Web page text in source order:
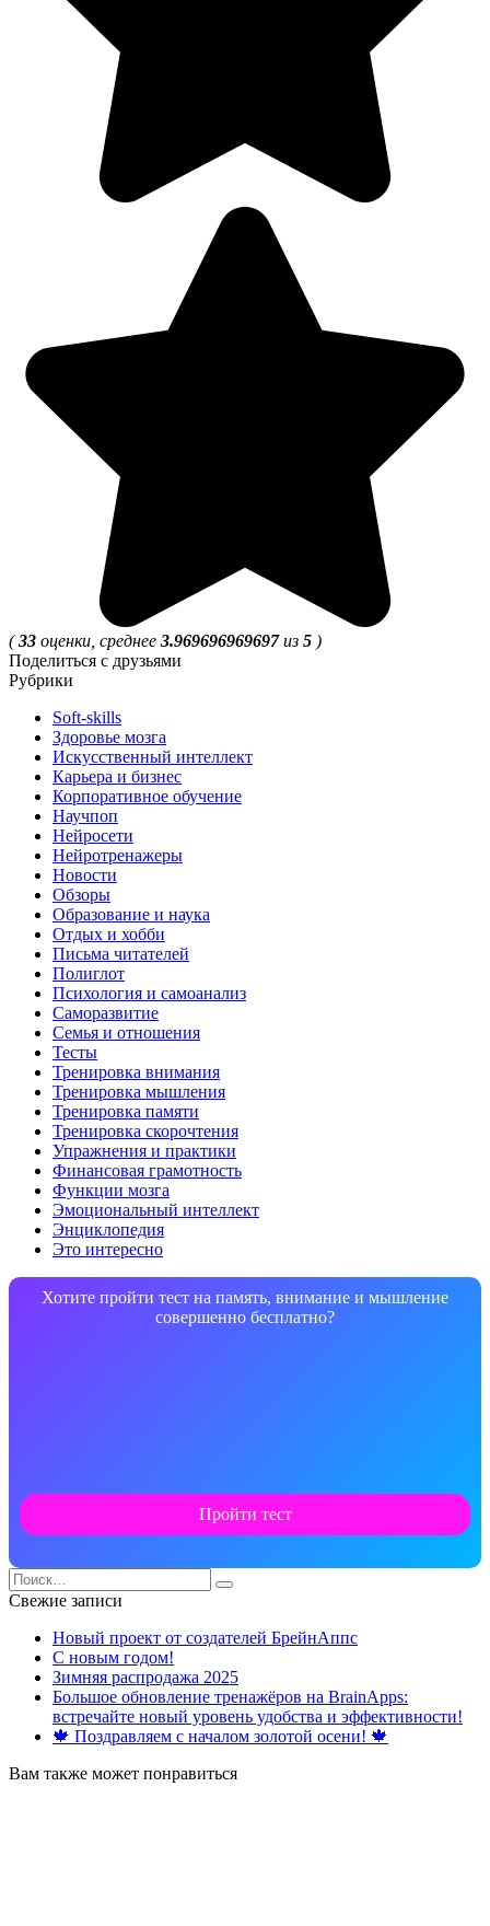
(33 оценки, среднее 3.969696969697из 5 )
Поделиться с друзьями
Рубрики
Soft-skills
Здоровье мозга
Искусственный интеллект
Карьера и бизнес
Корпоративное обучение
Научпоп
Нейросети
Нейротренажеры
Новости
Обзоры
Образование и наука
Отдых и хобби
Письма читателей
Полиглот
Психология и самоанализ
Саморазвитие
Семья и отношения
Тесты
Тренировка внимания
Тренировка мышления
Тренировка памяти
Тренировка скорочтения
Упражнения и практики
Финансовая грамотность
Функции мозга
Эмоциональный интеллект
Энциклопедия
Это интересно
Хотите пройти тест на память, внимание и мышление
совершенно бесплатно?
Пройти тест
Search
for:
Свежие записи
Новый проект от создателей БрейнАппс
С новым годом!
Зимняя распродажа 2025
Большое обновление тренажёров на BrainApps:
встречайте новый уровень удобства и эффективности!
🍁 Поздравляем с началом золотой осени! 🍁
Вам также может понравиться